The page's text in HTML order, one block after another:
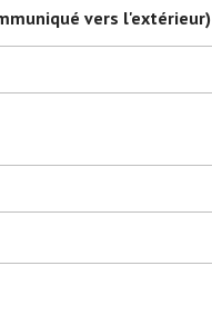
vers l'extérieur)